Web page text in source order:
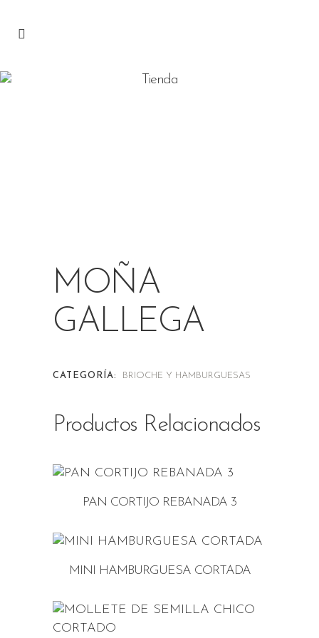
Tienda
MOÑA
GALLEGA
CATEGORÍA: BRIOCHE Y HAMBURGUESAS
Productos Relacionados
PAN CORTIJO REBANADA 3
MINI HAMBURGUESA CORTADA